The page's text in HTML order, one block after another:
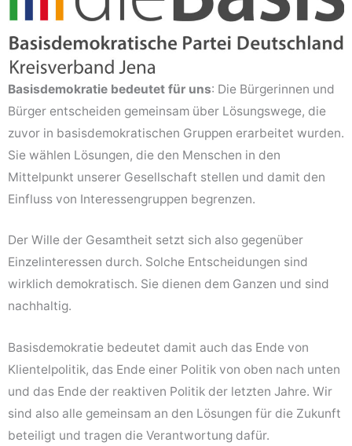
Basisdemokratie bedeutet für uns: Die Bürgerinnen und
Bürger entscheiden gemeinsam über Lösungswege, die
zuvor in basisdemokratischen Gruppen erarbeitet wurden.
Sie wählen Lösungen, die den Menschen in den
Mittelpunkt unserer Gesellschaft stellen und damit den
Einfluss von Interessengruppen begrenzen.
Der Wille der Gesamtheit setzt sich also gegenüber
Einzelinteressen durch. Solche Entscheidungen sind
wirklich demokratisch. Sie dienen dem Ganzen und sind
nachhaltig.
Basisdemokratie bedeutet damit auch das Ende von
Klientelpolitik, das Ende einer Politik von oben nach unten
und das Ende der reaktiven Politik der letzten Jahre. Wir
sind also alle gemeinsam an den Lösungen für die Zukunft
beteiligt und tragen die Verantwortung dafür.